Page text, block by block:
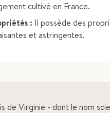
cultivé en France.
: Il possède des
et astringentes.
de Virginie - dont le nom